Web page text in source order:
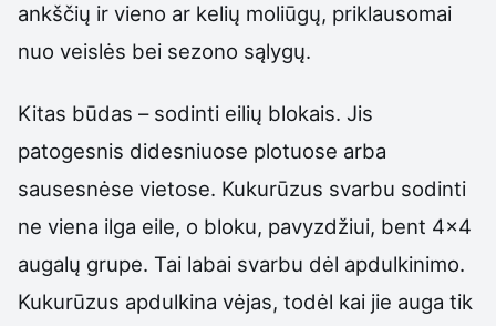
ankščių ir vieno ar kelių moliūgų, priklausomai
nuo veislės bei sezono sąlygų.
Kitas būdas – sodinti eilių blokais. Jis
patogesnis didesniuose plotuose arba
sausesnėse vietose. Kukurūzus svarbu sodinti
ne viena ilga eile, o bloku, pavyzdžiui, bent 4×4
augalų grupe. Tai labai svarbu dėl apdulkinimo.
Kukurūzus apdulkina vėjas, todėl kai jie auga tik